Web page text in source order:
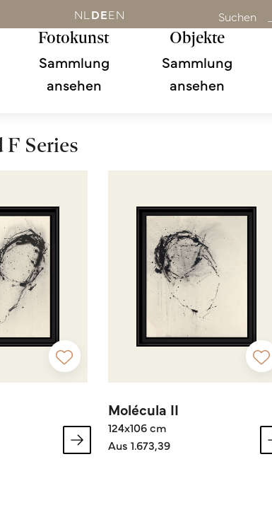
NL DEEN Suchen
Fotokunst
Sammlung
ansehen
Objekte
Sammlung
ansehen
F Series
Molécula II
124x106 cm
Aus 1.673,39